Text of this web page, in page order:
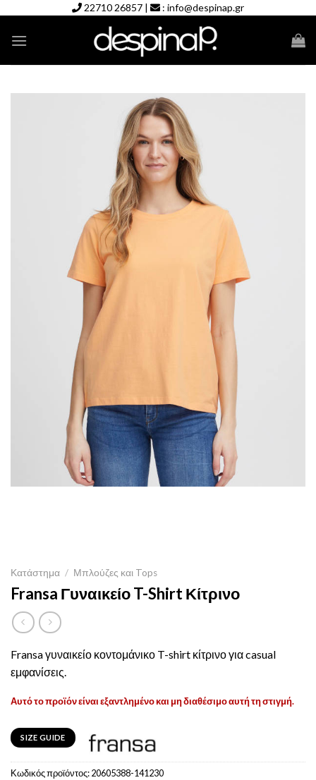
content
22710 26857 | : info@despinap.gr
Κατάστημα / Μπλούζες και Tops
Fransa Γυναικείο T-Shirt Κίτρινο
Fransa γυναικείο κοντομάνικο T-shirt κίτρινο για casual
εμφανίσεις.
Αυτό το προϊόν είναι εξαντλημένο και μη διαθέσιμο αυτή τη στιγμή.
SIZE GUIDE
Κωδικός προϊόντος:20605388-141230